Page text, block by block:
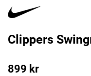
Clippers
899 kr